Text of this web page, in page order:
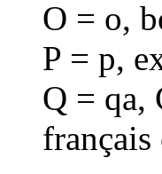
O = o,
P = p,
Q = qa,